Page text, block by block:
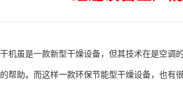
机虽是一款新型干燥设备，但其技术在是空调
帮助。而这样一款环保节能型干燥设备，也有